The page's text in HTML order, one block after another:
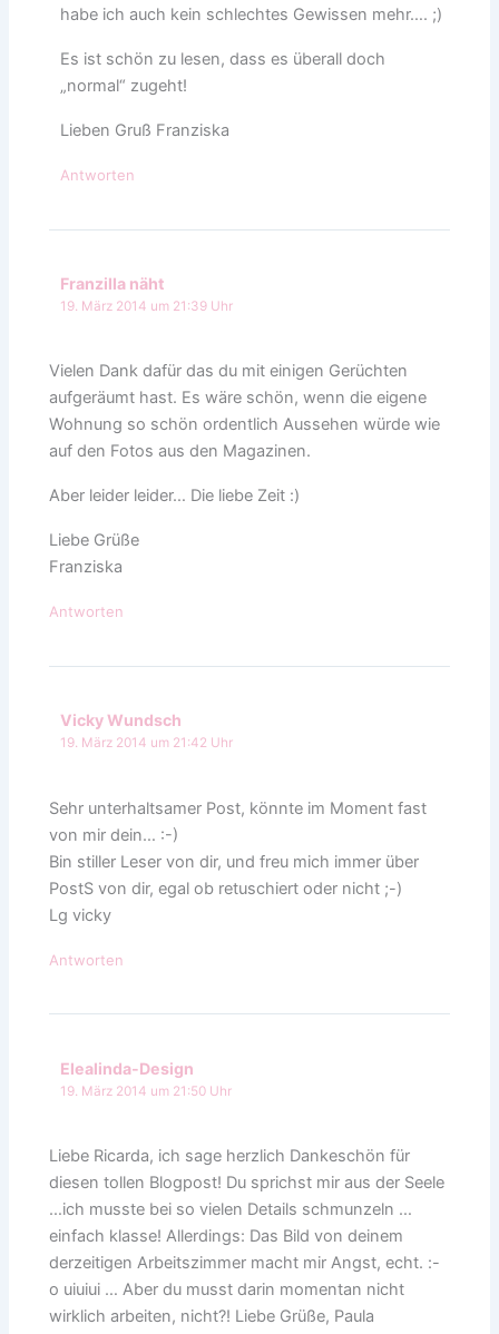
habe ich auch kein schlechtes Gewissen mehr…. ;)
Es ist schön zu lesen, dass es überall doch
„normal“ zugeht!
Lieben Gruß Franziska
Antworten
Franzilla näht
19. März 2014 um 21:39 Uhr
Vielen Dank dafür das du mit einigen Gerüchten
aufgeräumt hast. Es wäre schön, wenn die eigene
Wohnung so schön ordentlich Aussehen würde wie
auf den Fotos aus den Magazinen.
Aber leider leider… Die liebe Zeit :)
Liebe Grüße
Franziska
Antworten
Vicky Wundsch
19. März 2014 um 21:42 Uhr
Sehr unterhaltsamer Post, könnte im Moment fast
von mir dein… :-)
Bin stiller Leser von dir, und freu mich immer über
PostS von dir, egal ob retuschiert oder nicht ;-)
Lg vicky
Antworten
Elealinda-Design
19. März 2014 um 21:50 Uhr
Liebe Ricarda, ich sage herzlich Dankeschön für
diesen tollen Blogpost! Du sprichst mir aus der Seele
…ich musste bei so vielen Details schmunzeln …
einfach klasse! Allerdings: Das Bild von deinem
derzeitigen Arbeitszimmer macht mir Angst, echt. :-
o uiuiui … Aber du musst darin momentan nicht
wirklich arbeiten, nicht?! Liebe Grüße, Paula